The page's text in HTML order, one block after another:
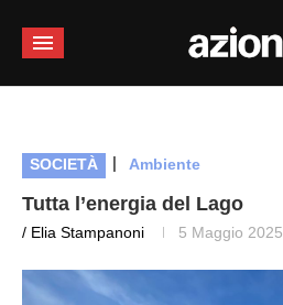
SOCIETÀ | Ambiente
Tutta l’energia del Lago
/ Elia Stampanoni 5 Maggio 2025